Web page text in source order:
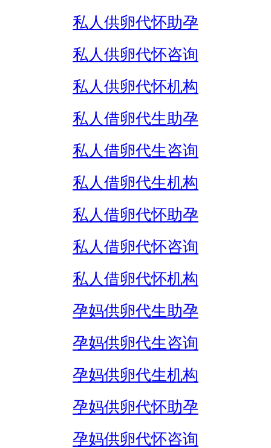
私人供卵代怀助孕
私人供卵代怀咨询
私人供卵代怀机构
私人借卵代生助孕
私人借卵代生咨询
私人借卵代生机构
私人借卵代怀助孕
私人借卵代怀咨询
私人借卵代怀机构
孕妈供卵代生助孕
孕妈供卵代生咨询
孕妈供卵代生机构
孕妈供卵代怀助孕
孕妈供卵代怀咨询